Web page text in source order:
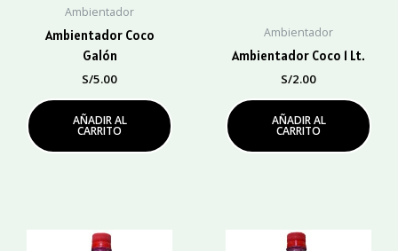
Ambientador
Ambientador Coco
Galón
S/5.00
AÑADIR AL
CARRITO
Ambientador
Ambientador Coco 1 Lt.
S/2.00
AÑADIR AL
CARRITO